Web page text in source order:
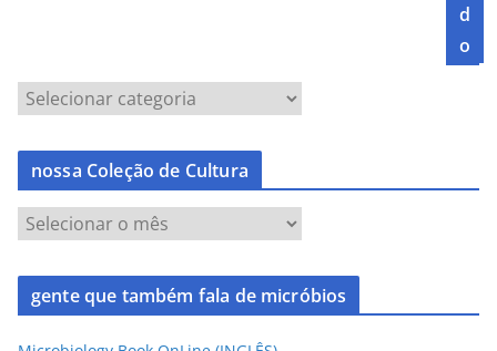
d
o
nossa Coleção de Cultura
gente que também fala de micróbios